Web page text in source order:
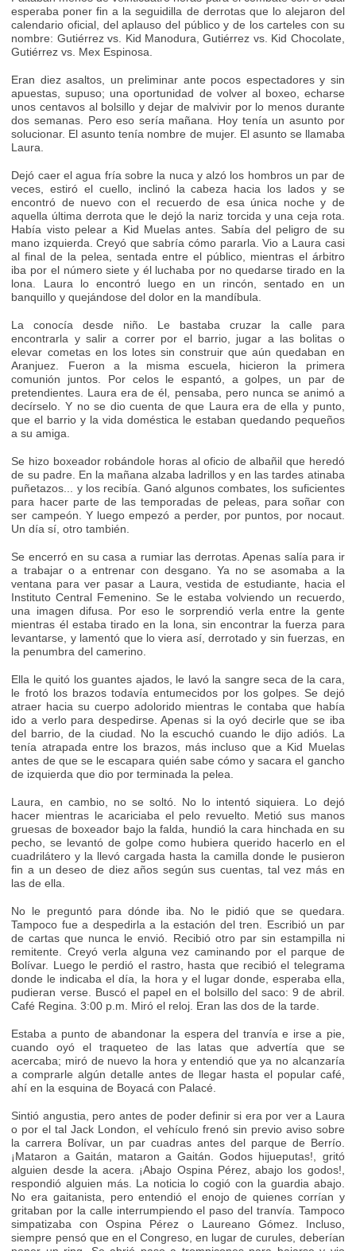
esperaba poner fin a la seguidilla de derrotas que lo alejaron del
calendario oficial, del aplauso del público y de los carteles con su
nombre: Gutiérrez vs. Kid Manodura, Gutiérrez vs. Kid Chocolate,
Gutiérrez vs. Mex Espinosa.
Eran diez asaltos, un preliminar ante pocos espectadores y sin
apuestas, supuso; una oportunidad de volver al boxeo, echarse
unos centavos al bolsillo y dejar de malvivir por lo menos durante
dos semanas. Pero eso sería mañana. Hoy tenía un asunto por
solucionar. El asunto tenía nombre de mujer. El asunto se llamaba
Laura.
Dejó caer el agua fría sobre la nuca y alzó los hombros un par de
veces, estiró el cuello, inclinó la cabeza hacia los lados y se
encontró de nuevo con el recuerdo de esa única noche y de
aquella última derrota que le dejó la nariz torcida y una ceja rota.
Había visto pelear a Kid Muelas antes. Sabía del peligro de su
mano izquierda. Creyó que sabría cómo pararla. Vio a Laura casi
al final de la pelea, sentada entre el público, mientras el árbitro
iba por el número siete y él luchaba por no quedarse tirado en la
lona. Laura lo encontró luego en un rincón, sentado en un
banquillo y quejándose del dolor en la mandíbula.
La conocía desde niño. Le bastaba cruzar la calle para
encontrarla y salir a correr por el barrio, jugar a las bolitas o
elevar cometas en los lotes sin construir que aún quedaban en
Aranjuez. Fueron a la misma escuela, hicieron la primera
comunión juntos. Por celos le espantó, a golpes, un par de
pretendientes. Laura era de él, pensaba, pero nunca se animó a
decírselo. Y no se dio cuenta de que Laura era de ella y punto,
que el barrio y la vida doméstica le estaban quedando pequeños
a su amiga.
Se hizo boxeador robándole horas al oficio de albañil que heredó
de su padre. En la mañana alzaba ladrillos y en las tardes atinaba
puñetazos... y los recibía. Ganó algunos combates, los suficientes
para hacer parte de las temporadas de peleas, para soñar con
ser campeón. Y luego empezó a perder, por puntos, por nocaut.
Un día sí, otro también.
Se encerró en su casa a rumiar las derrotas. Apenas salía para ir
a trabajar o a entrenar con desgano. Ya no se asomaba a la
ventana para ver pasar a Laura, vestida de estudiante, hacia el
Instituto Central Femenino. Se le estaba volviendo un recuerdo,
una imagen difusa. Por eso le sorprendió verla entre la gente
mientras él estaba tirado en la lona, sin encontrar la fuerza para
levantarse, y lamentó que lo viera así, derrotado y sin fuerzas, en
la penumbra del camerino.
Ella le quitó los guantes ajados, le lavó la sangre seca de la cara,
le frotó los brazos todavía entumecidos por los golpes. Se dejó
atraer hacia su cuerpo adolorido mientras le contaba que había
ido a verlo para despedirse. Apenas si la oyó decirle que se iba
del barrio, de la ciudad. No la escuchó cuando le dijo adiós. La
tenía atrapada entre los brazos, más incluso que a Kid Muelas
antes de que se le escapara quién sabe cómo y sacara el gancho
de izquierda que dio por terminada la pelea.
Laura, en cambio, no se soltó. No lo intentó siquiera. Lo dejó
hacer mientras le acariciaba el pelo revuelto. Metió sus manos
gruesas de boxeador bajo la falda, hundió la cara hinchada en su
pecho, se levantó de golpe como hubiera querido hacerlo en el
cuadrilátero y la llevó cargada hasta la camilla donde le pusieron
fin a un deseo de diez años según sus cuentas, tal vez más en
las de ella.
No le preguntó para dónde iba. No le pidió que se quedara.
Tampoco fue a despedirla a la estación del tren. Escribió un par
de cartas que nunca le envió. Recibió otro par sin estampilla ni
remitente. Creyó verla alguna vez caminando por el parque de
Bolívar. Luego le perdió el rastro, hasta que recibió el telegrama
donde le indicaba el día, la hora y el lugar donde, esperaba ella,
pudieran verse. Buscó el papel en el bolsillo del saco: 9 de abril.
Café Regina. 3:00 p.m. Miró el reloj. Eran las dos de la tarde.
Estaba a punto de abandonar la espera del tranvía e irse a pie,
cuando oyó el traqueteo de las latas que advertía que se
acercaba; miró de nuevo la hora y entendió que ya no alcanzaría
a comprarle algún detalle antes de llegar hasta el popular café,
ahí en la esquina de Boyacá con Palacé.
Sintió angustia, pero antes de poder definir si era por ver a Laura
o por el tal Jack London, el vehículo frenó sin previo aviso sobre
la carrera Bolívar, un par cuadras antes del parque de Berrío.
¡Mataron a Gaitán, mataron a Gaitán. Godos hijueputas!, gritó
alguien desde la acera. ¡Abajo Ospina Pérez, abajo los godos!,
respondió alguien más. La noticia lo cogió con la guardia abajo.
No era gaitanista, pero entendió el enojo de quienes corrían y
gritaban por la calle interrumpiendo el paso del tranvía. Tampoco
simpatizaba con Ospina Pérez o Laureano Gómez. Incluso,
siempre pensó que en el Congreso, en lugar de curules, deberían